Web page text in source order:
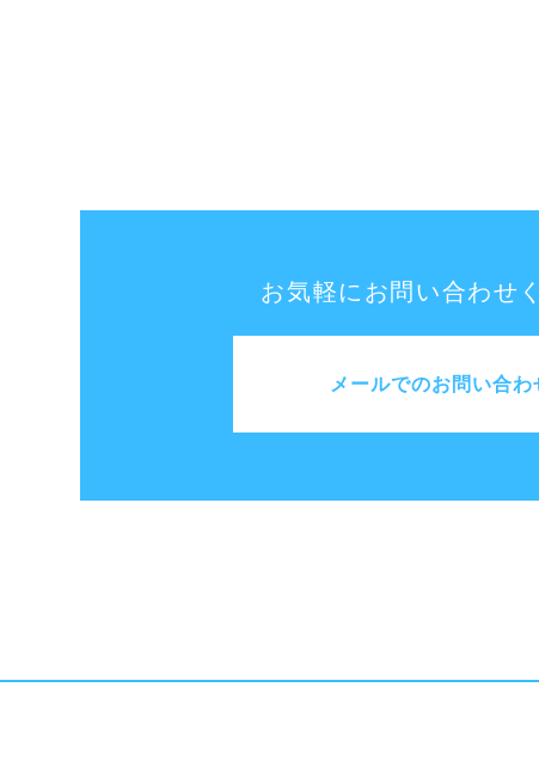
お気軽にお問い合わせ
メールでのお問い合わ